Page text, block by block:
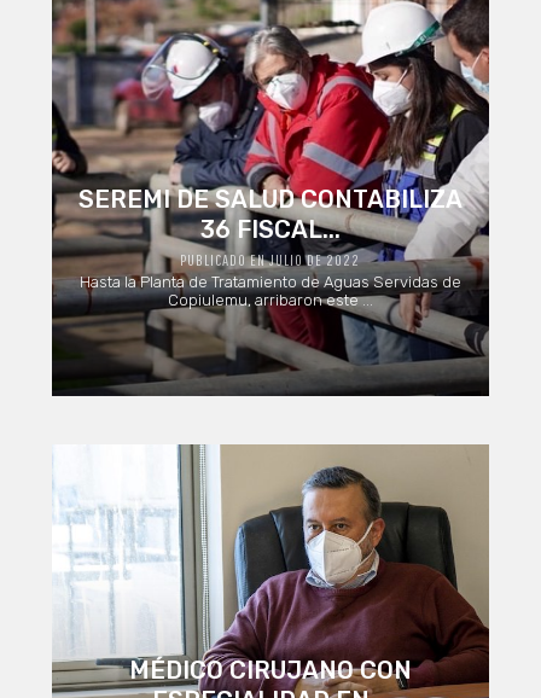
SEREMI DE SALUD CONTABILIZA
36 FISCAL...
PUBLICADO EN JULIO DE 2022
Hasta la Planta de Tratamiento de Aguas Servidas de
Copiulemu, arribaron este ...
MÉDICO CIRUJANO CON